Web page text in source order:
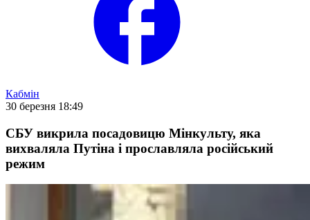
Кабмін
30 березня 18:49
СБУ викрила посадовицю Мінкульту, яка
вихваляла Путіна і прославляла російський
режим